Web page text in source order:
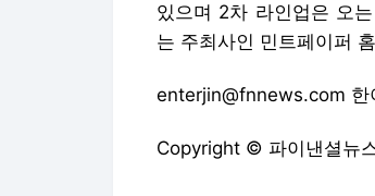
있으며 2차 라인업은 오
는 주최사인 민트페이퍼
enterjin@fnnews.com 한
Copyright © 파이낸셜뉴